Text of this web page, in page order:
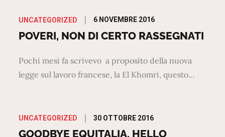
UNCATEGORIZED
Posted
on
6 NOVEMBRE 2016
POVERI, NON DI CERTO RASSEGNATI
Pochi mesi fa scrivevo a proposito della nuova
legge sul lavoro francese, la El Khomri, questo…
UNCATEGORIZED
Posted
on
30 OTTOBRE 2016
GOODBYE EQUITALIA, HELLO